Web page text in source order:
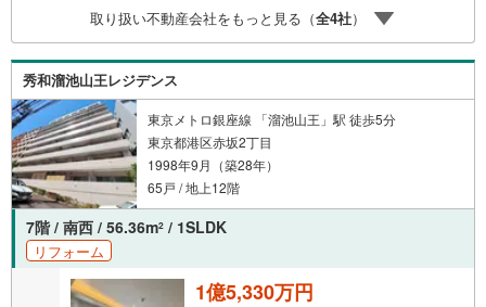
のご請求はお気軽にどうぞ♪お電話でのお問い合わせも常
時受け付けております！お気軽にお問い合わせください。
取り扱い不動産会社をもっと見る（全4社）
秀和溜池山王レジデンス
東京メトロ銀座線 「溜池山王」駅 徒歩5分
東京都港区赤坂2丁目
1998年9月（築28年）
65戸 / 地上12階
7階 / 南西 / 56.36m2 / 1SLDK
リフォーム
1億5,330万円